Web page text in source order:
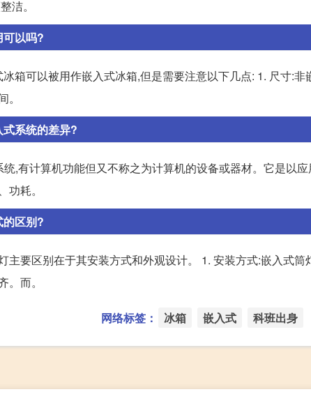
洁。
可以吗?
箱可以被用作嵌入式冰箱,但是需要注意以下几点: 1. 尺寸:
系统的差异?
,有计算机功能但又不称之为计算机的设备或器材。它是以
耗。
的区别?
主要区别在于其安装方式和外观设计。 1. 安装方式:嵌入式
而。
网络标签： 冰箱 嵌入式 科班出身